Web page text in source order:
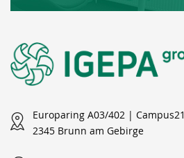
Europaring A03/402 | Campus21
2345 Brunn am Gebirge